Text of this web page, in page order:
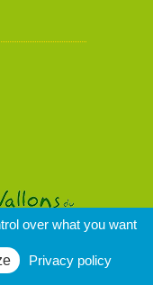
over what you want
Privacy policy